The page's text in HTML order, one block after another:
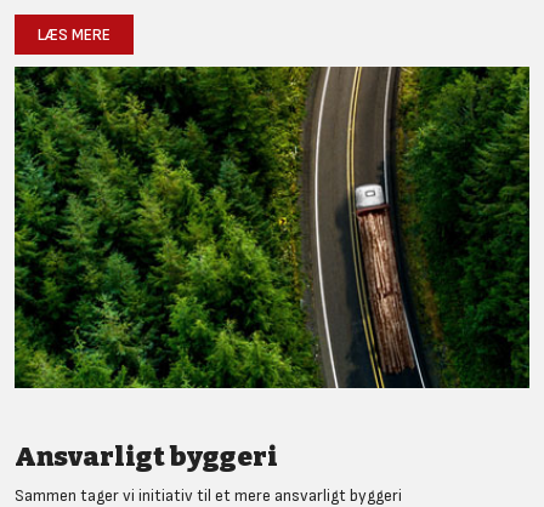
LÆS MERE
Ansvarligt byggeri
Sammen tager vi initiativ til et mere ansvarligt byggeri